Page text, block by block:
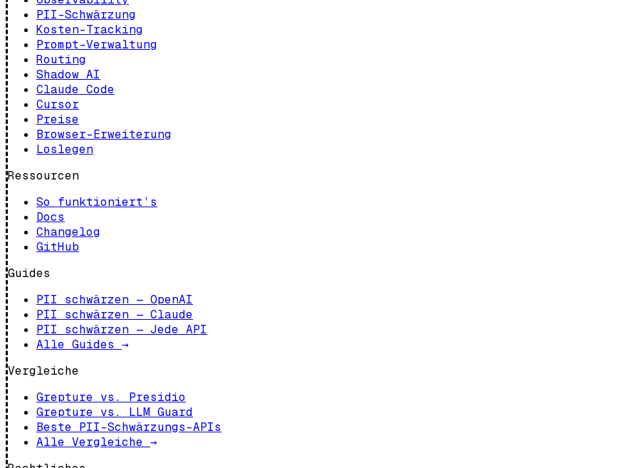
PII-Schwärzung
Kosten-Tracking
Prompt-Verwaltung
Routing
Shadow AI
Claude Code
Cursor
Preise
Browser-Erweiterung
Loslegen
Ressourcen
So funktioniert’s
Docs
Changelog
GitHub
Guides
PII schwärzen — OpenAI
PII schwärzen — Claude
PII schwärzen — Jede API
Alle Guides →
Vergleiche
Grepture vs. Presidio
Grepture vs. LLM Guard
Beste PII-Schwärzungs-APIs
Alle Vergleiche →